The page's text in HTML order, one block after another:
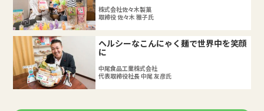
株式会社佐々木製菓
取締役 佐々木 雅子氏
ヘルシーなこんにゃく麺で世界中を笑顔
に
中尾食品工業株式会社
代表取締役社長 中尾 友彦氏